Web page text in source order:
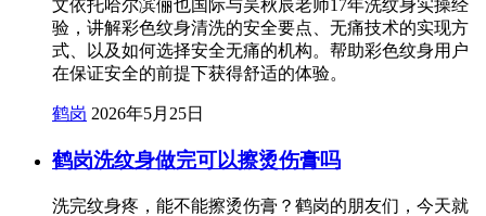
文依托哈尔滨俪也国际与吴秋辰老师17年洗纹身实操经
验，讲解彩色纹身清洗的安全要点、无痛技术的实现方
式、以及如何选择安全无痛的机构。帮助彩色纹身用户
在保证安全的前提下获得舒适的体验。
鹤岗 2026年5月25日
鹤岗洗纹身做完可以擦烫伤膏吗
洗完纹身疼，能不能擦烫伤膏？鹤岗的朋友们，今天就